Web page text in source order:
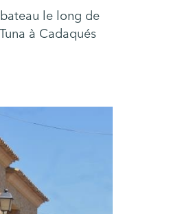
le long de
à Cadaqués